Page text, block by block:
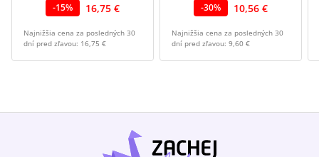
-15% 16,75 €
Najnižšia cena za posledných 30
dní pred zľavou: 16,75 €
-30% 10,56 €
Najnižšia cena za posledných 30
dní pred zľavou: 9,60 €